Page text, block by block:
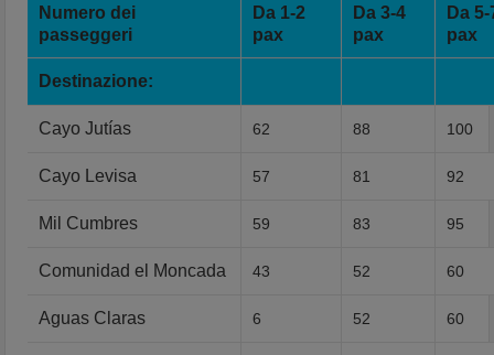
Numero dei
passeggeri
Da 1-2
pax
Da 3-4
pax
Da 5-
pax
Destinazione:
Cayo Jutías 62 88 100
Cayo Levisa 57 81 92
Mil Cumbres 59 83 95
Comunidad el Moncada 43 52 60
Aguas Claras 6 52 60